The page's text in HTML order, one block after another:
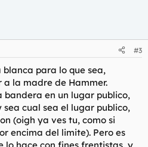
#3
para lo que sea,
a la madre de Hammer.
bandera en un lugar publico,
cual sea el lugar publico,
(oigh ya ves tu, como si
encima del limite). Pero es
lo hace con fines frentistas, y